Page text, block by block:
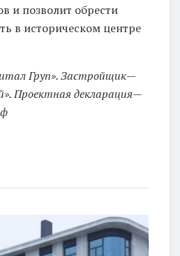
и позволит обрести
в историческом центре
Груп». Застройщик—
Проектная декларация—